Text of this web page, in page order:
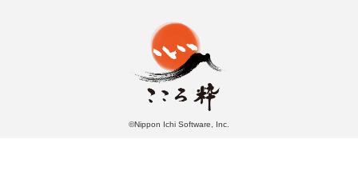
©Nippon Ichi Software, Inc.